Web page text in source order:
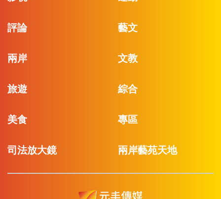
評論 藝文
兩岸 文教
旅遊 綜合
美食 專區
司法放大鏡 兩岸藝苑天地